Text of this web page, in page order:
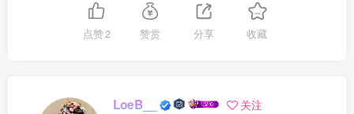
点赞2 赞赏 分享 收藏
LoeB__ 关注